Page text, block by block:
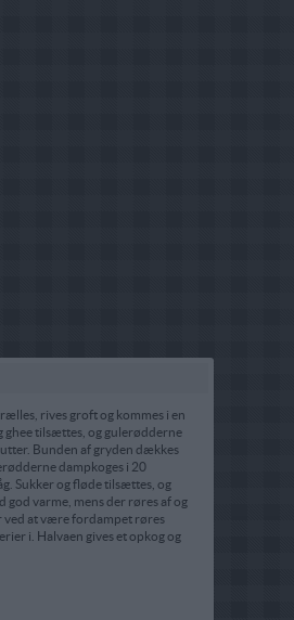
rives groft og kommes i en
ghee tilsættes, og gulerødderne
Bunden af gryden dækkes
dampkoges i 20
Sukker og fløde tilsættes, og
god varme, mens der røres af og
ved at være fordampet røres
i. Halvaen gives et opkog og